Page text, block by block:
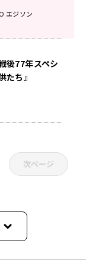
活動10周年記
you !」収録
エジソン
後77年スペシ
ち』
次ページ